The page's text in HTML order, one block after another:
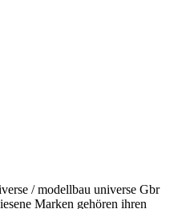
/ modellbau universe Gbr
Marken gehören ihren